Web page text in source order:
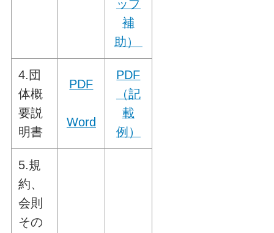
ップ
補
助）
4.団
体概
要説
明書
PDF
Word
PDF
（記
載
例）
5.規
約、
会則
その